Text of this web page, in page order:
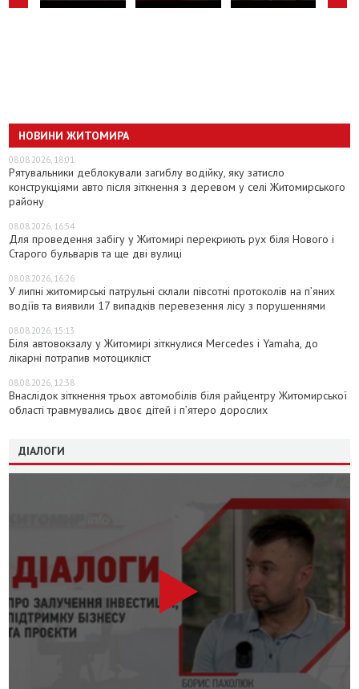
НОВИНИ ЖИТОМИРА
08.08.2026, 18:01
Рятувальники деблокували загиблу водійку, яку затисло
конструкціями авто після зіткнення з деревом у селі Житомирського
району
08.08.2026, 16:54
Для проведення забігу у Житомирі перекриють рух біля Нового і
Старого бульварів та ще дві вулиці
08.08.2026, 16:26
У липні житомирські патрульні склали півсотні протоколів на пʼяних
водіїв та виявили 17 випадків перевезення лісу з порушеннями
08.08.2026, 15:13
Біля автовокзалу у Житомирі зіткнулися Mercedes і Yamaha, до
лікарні потрапив мотоцикліст
08.08.2026, 12:38
Внаслідок зіткнення трьох автомобілів біля райцентру Житомирської
області травмувались двоє дітей і пʼятеро дорослих
ДІАЛОГИ